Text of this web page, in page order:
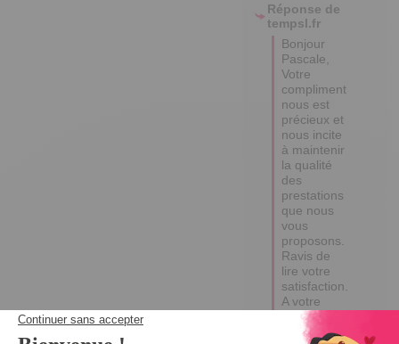
Réponse de
tempsl.fr
Bonjour
Pascale,
Votre
compliment
nous est
précieux et
nous incite
à maintenir
la qualité
des
prestations
que nous
vous
proposons.
Ravis de
lire votre
satisfaction.
A votre
disposition.
Myriam.